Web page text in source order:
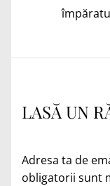
LASĂ UN
Adresa ta de
obligatorii sunt